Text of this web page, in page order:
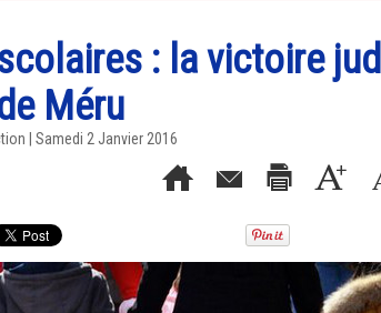
: la victoire
Méru
| Samedi 2 Janvier 2016